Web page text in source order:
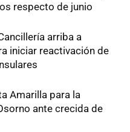
respecto de junio
arriba a
iniciar reactivación de
Amarilla para la
ante crecida de